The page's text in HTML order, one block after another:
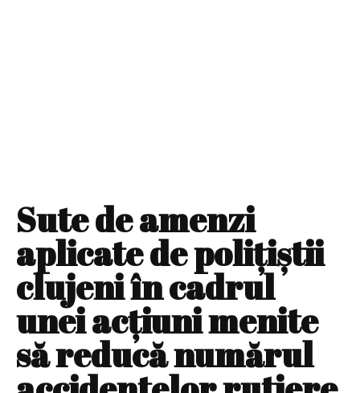
Sute de amenzi
aplicate de poliţiştii
clujeni în cadrul
unei acţiuni menite
să reducă numărul